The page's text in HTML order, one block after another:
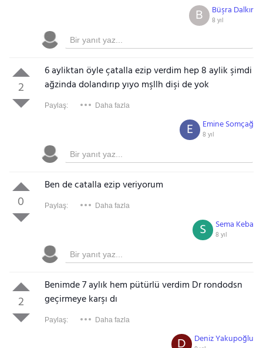
Büşra Dalkır
8 yıl
B
2
6 ayliktan öyle çatalla ezip verdim hep 8 aylik şimdi
ağzinda dolandırıp yıyo mşllh dişi de yok
Paylaş: Daha fazla
Emine Somçağ
8 yıl
E
0
Ben de catalla ezip veriyorum
Paylaş: Daha fazla
Sema Keba
8 yıl
S
2
Benimde 7 aylık hem pütürlü verdim Dr rondodsn
geçirmeye karşı dı
Paylaş: Daha fazla
Deniz Yakupoğlu